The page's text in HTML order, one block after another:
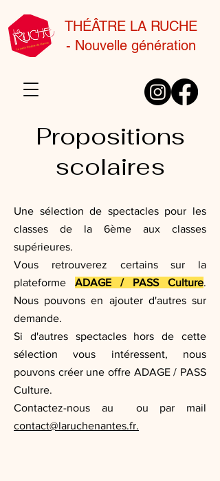
THÉÂTRE LA RUCHE
- Nouvelle génération
Propositions
scolaires
Une sélection de spectacles pour les
classes de la 6ème aux classes
supérieures.
Vous retrouverez certains sur la
plateforme ADAGE / PASS Culture.
Nous pouvons en ajouter d'autres sur
demande.
Si d'autres spectacles hors de cette
sélection vous intéressent, nous
pouvons créer une offre ADAGE / PASS
Culture.
Contactez-nous au ou par mail
contact@laruchenantes.fr.